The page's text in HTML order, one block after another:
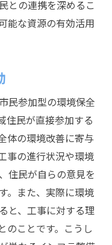
との連携を深めるこ
能な資源の有効活用
民参加型の環境保全
住民が直接参加する
体の環境改善に寄与
事の進行状況や環境
住民が自らの意見を
。また、実際に環境
と、工事に対する理
のことです。こうし